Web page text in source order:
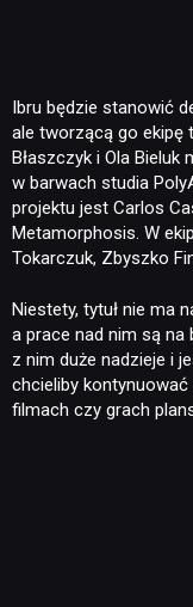
Ibru będzie stanowić
ale tworzącą go ekipę
Błaszczyk i Ola
w barwach studia
projektu jest Carlos
Metamorphosis. W
Tokarczuk, Zbyszko
Niestety, tytuł nie ma
a prace nad nim są
z nim duże nadzieje i
chcieliby
filmach czy grach